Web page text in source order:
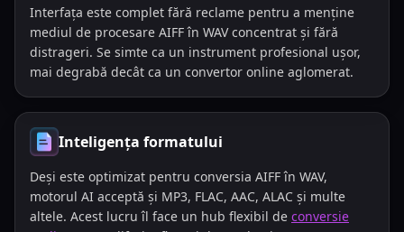
Interfața este complet fără reclame pentru a menține
mediul de procesare AIFF în WAV concentrat și fără
distrageri. Se simte ca un instrument profesional ușor,
mai degrabă decât ca un convertor online aglomerat.
Inteligența formatului
Deși este optimizat pentru conversia AIFF în WAV,
motorul AI acceptă și MP3, FLAC, AAC, ALAC și multe
altele. Acest lucru îl face un hub flexibil de conversie